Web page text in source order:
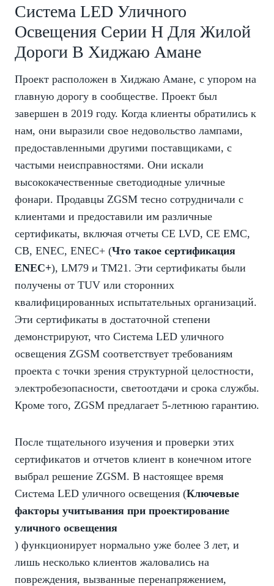
Система LED Уличного
Освещения Серии H Для Жилой
Дороги В Хиджаю Амане
Проект расположен в Хиджаю Амане, с упором на
главную дорогу в сообществе. Проект был
завершен в 2019 году. Когда клиенты обратились к
нам, они выразили свое недовольство лампами,
предоставленными другими поставщиками, с
частыми неисправностями. Они искали
высококачественные светодиодные уличные
фонари. Продавцы ZGSM тесно сотрудничали с
клиентами и предоставили им различные
сертификаты, включая отчеты CE LVD, CE EMC,
CB, ENEC, ENEC+ (Что такое сертификация
ENEC+), LM79 и TM21. Эти сертификаты были
получены от TUV или сторонних
квалифицированных испытательных организаций.
Эти сертификаты в достаточной степени
демонстрируют, что Система LED уличного
освещения ZGSM соответствует требованиям
проекта с точки зрения структурной целостности,
электробезопасности, светоотдачи и срока службы.
Кроме того, ZGSM предлагает 5-летнюю гарантию.
После тщательного изучения и проверки этих
сертификатов и отчетов клиент в конечном итоге
выбрал решение ZGSM. В настоящее время
Система LED уличного освещения (Ключевые
факторы учитывания при проектирование
уличного освещения
) функционирует нормально уже более 3 лет, и
лишь несколько клиентов жаловались на
повреждения, вызванные перенапряжением,